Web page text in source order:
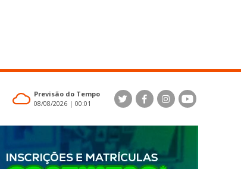
Previsão do Tempo
08/08/2026 | 00:01